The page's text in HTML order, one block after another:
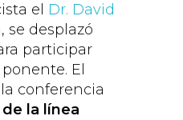
el Dr. David
, se desplazó
participar
El
conferencia
la línea